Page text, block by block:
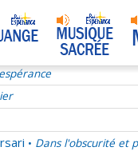
• Dans l'obscurité et